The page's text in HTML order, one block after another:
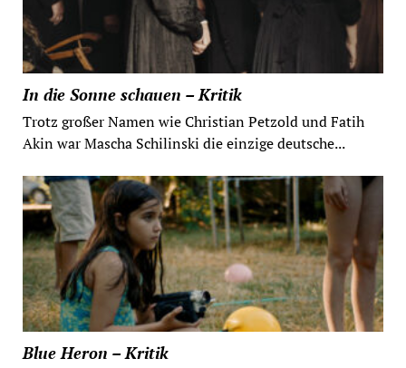
In die Sonne schauen – Kritik
Trotz großer Namen wie Christian Petzold und Fatih
Akin war Mascha Schilinski die einzige deutsche...
Blue Heron – Kritik